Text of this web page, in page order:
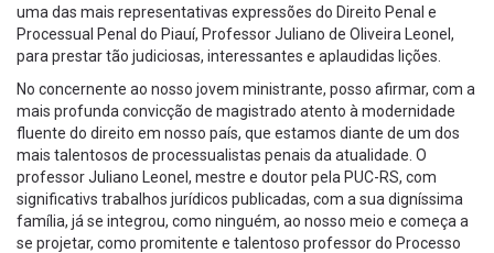
uma das mais representativas expressões do Direito Penal e
Processual Penal do Piauí, Professor Juliano de Oliveira Leonel,
para prestar tão judiciosas, interessantes e aplaudidas lições.
No concernente ao nosso jovem ministrante, posso afirmar, com a
mais profunda convicção de magistrado atento à modernidade
fluente do direito em nosso país, que estamos diante de um dos
mais talentosos de processualistas penais da atualidade. O
professor Juliano Leonel, mestre e doutor pela PUC-RS, com
significativs trabalhos jurídicos publicadas, com a sua digníssima
família, já se integrou, como ninguém, ao nosso meio e começa a
se projetar, como promitente e talentoso professor do Processo